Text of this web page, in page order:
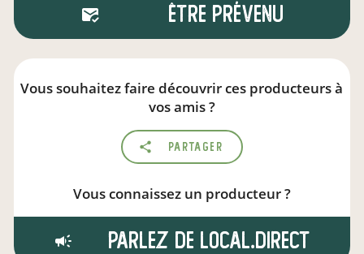
Être prévenu
Vous souhaitez faire découvrir ces producteurs à
vos amis ?
Partager
Vous connaissez un producteur ?
Parlez de local.direct